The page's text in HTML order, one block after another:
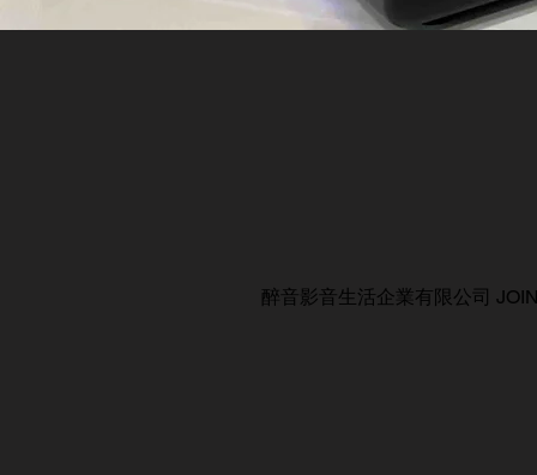
醉音影音生活企業有限公司